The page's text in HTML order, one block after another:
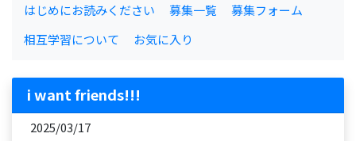
はじめにお読みください 募集一覧
募集フォーム
相互学習について
お気に入り
i want friends!!!
2025/03/17